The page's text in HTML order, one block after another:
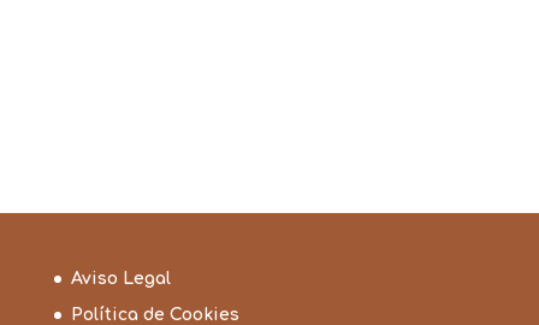
Aviso Legal
Política de Cookies